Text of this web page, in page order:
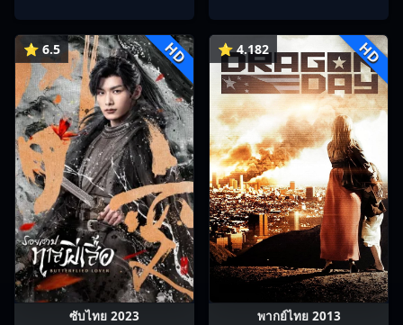
⭐ 6.5 HD
ซับไทย 2023
⭐ 4.182 HD
พากย์ไทย 2013